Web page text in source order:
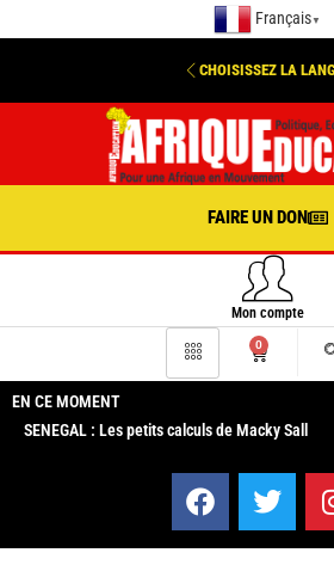
Français ▼
CHOISISSEZ LA
FAIRE UN DON
Mon compte
0
EN CE MOMENT
SENEGAL : Les petits calculs de Macky Sall